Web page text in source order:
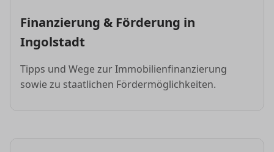
Finanzierung & Förderung in
Ingolstadt
Tipps und Wege zur Immobilienfinanzierung
sowie zu staatlichen Fördermöglichkeiten.